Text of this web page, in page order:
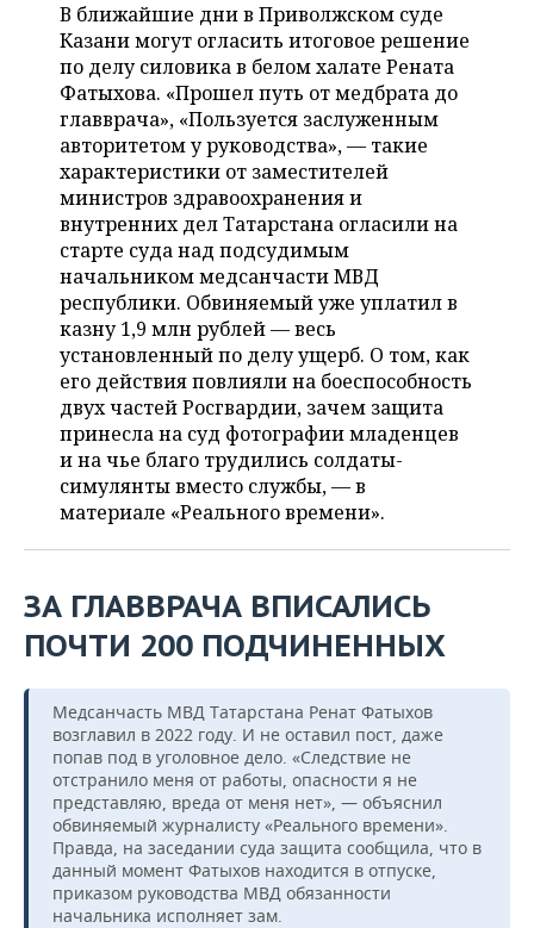
ВОЛЕЙБОЛ
КИБЕРСПОРТ
ФИГУРНОЕ КАТАНИЕ
ВОДНЫЕ ВИДЫ СПОРТА
ХОККЕЙ С МЯЧОМ
ИСТОРИЯ
КУЛЬТУРА
МЕДИЦИНА
ОБРАЗОВАНИЕ
ПРОИСШЕСТВИЯ
СПИСОК ПЕРСОН
СПИСОК КОМПАНИЙ
ПОЛНАЯ ВЕРСИЯ
В ближайшие дни в Приволжском суде
Казани могут огласить итоговое решение
по делу силовика в белом халате Рената
Фатыхова. «Прошел путь от медбрата до
главврача», «Пользуется заслуженным
авторитетом у руководства», — такие
характеристики от заместителей
министров здравоохранения и
внутренних дел Татарстана огласили на
старте суда над подсудимым
начальником медсанчасти МВД
республики. Обвиняемый уже уплатил в
казну 1,9 млн рублей — весь
установленный по делу ущерб. О том, как
его действия повлияли на боеспособность
двух частей Росгвардии, зачем защита
принесла на суд фотографии младенцев
и на чье благо трудились солдаты-
симулянты вместо службы, — в
материале «Реального времени».
ЗА ГЛАВВРАЧА ВПИСАЛИСЬ
ПОЧТИ 200 ПОДЧИНЕННЫХ
Медсанчасть МВД Татарстана Ренат Фатыхов
возглавил в 2022 году. И не оставил пост, даже
попав под в уголовное дело. «Следствие не
отстранило меня от работы, опасности я не
представляю, вреда от меня нет», — объяснил
обвиняемый журналисту «Реального времени».
Правда, на заседании суда защита сообщила, что в
данный момент Фатыхов находится в отпуске,
приказом руководства МВД обязанности
начальника исполняет зам.